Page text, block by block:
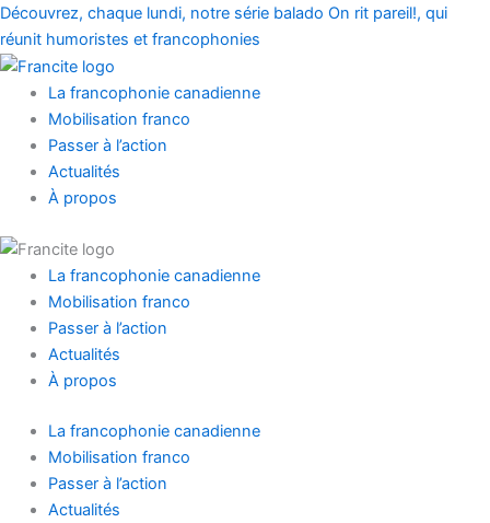
Aller
au
contenu
Découvrez, chaque lundi, notre série balado On rit pareil!, qui
réunit humoristes et francophonies
Main
Menu
La francophonie canadienne
Mobilisation franco
Passer à l’action
Actualités
À propos
La francophonie canadienne
Mobilisation franco
Passer à l’action
Actualités
À propos
La francophonie canadienne
Mobilisation franco
Passer à l’action
Actualités
Prénom
Nom
Main
Menu